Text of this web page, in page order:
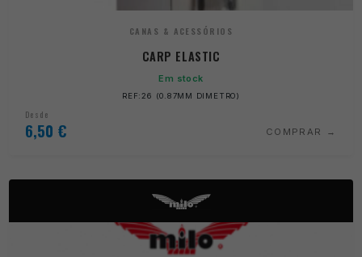
CANAS & ACESSÓRIOS
CARP ELASTIC
Em stock
REF:26 (0.87MM DIMETRO)
Desde
6,50 € COMPRAR